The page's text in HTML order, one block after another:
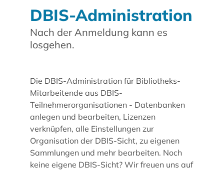
DBIS-Administration
Nach der Anmeldung kann es
losgehen.
Die DBIS-Administration für Bibliotheks-
Mitarbeitende aus DBIS-
Teilnehmerorganisationen - Datenbanken
anlegen und bearbeiten, Lizenzen
verknüpfen, alle Einstellungen zur
Organisation der DBIS-Sicht, zu eigenen
Sammlungen und mehr bearbeiten. Noch
keine eigene DBIS-Sicht? Wir freuen uns auf